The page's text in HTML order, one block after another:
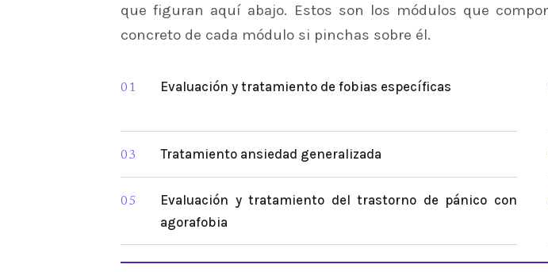
que figuran aquí abajo. Estos son los módulos que
concreto de cada módulo si pinchas sobre él.
Evaluación y tratamiento de fobias específicas
Tratamiento ansiedad generalizada
Evaluación y tratamiento del trastorno de pánico con
agorafobia